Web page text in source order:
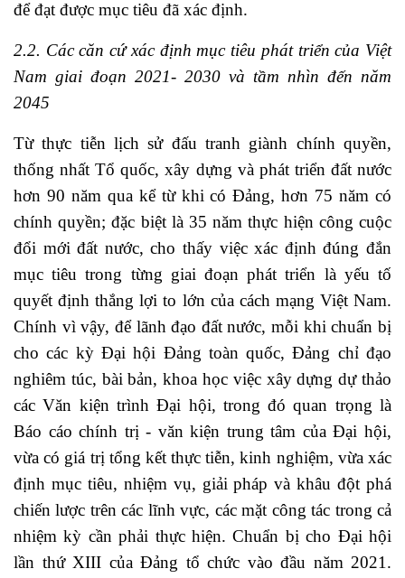
để đạt được mục tiêu đã xác định.
2.2. Các căn cứ xác định mục tiêu phát triển của Việt
Nam giai đoạn 2021- 2030 và tầm nhìn đến năm
2045
Từ thực tiễn lịch sử đấu tranh giành chính quyền,
thống nhất Tổ quốc, xây dựng và phát triển đất nước
hơn 90 năm qua kể từ khi có Đảng, hơn 75 năm có
chính quyền; đặc biệt là 35 năm thực hiện công cuộc
đổi mới đất nước, cho thấy việc xác định đúng đắn
mục tiêu trong từng giai đoạn phát triển là yếu tố
quyết định thắng lợi to lớn của cách mạng Việt Nam.
Chính vì vậy, để lãnh đạo đất nước, mỗi khi chuẩn bị
cho các kỳ Đại hội Đảng toàn quốc, Đảng chỉ đạo
nghiêm túc, bài bản, khoa học việc xây dựng dự thảo
các Văn kiện trình Đại hội, trong đó quan trọng là
Báo cáo chính trị - văn kiện trung tâm của Đại hội,
vừa có giá trị tổng kết thực tiễn, kinh nghiệm, vừa xác
định mục tiêu, nhiệm vụ, giải pháp và khâu đột phá
chiến lược trên các lĩnh vực, các mặt công tác trong cả
nhiệm kỳ cần phải thực hiện. Chuẩn bị cho Đại hội
lần thứ XIII của Đảng tổ chức vào đầu năm 2021.